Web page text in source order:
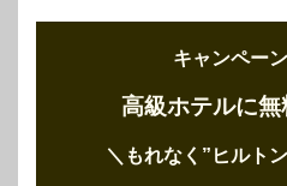
キャンペー
高級ホテルに
＼もれなく”ヒルト